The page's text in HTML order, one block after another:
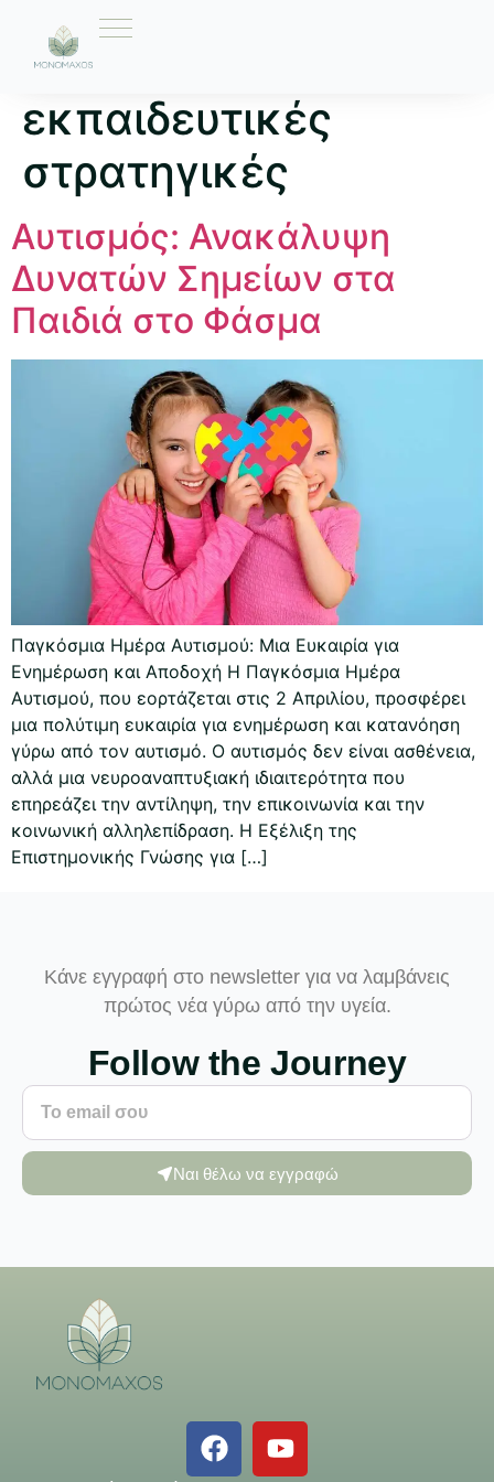
Ετικέτα:
εκπαιδευτικές
στρατηγικές
Αυτισμός: Ανακάλυψη
Δυνατών Σημείων στα
Παιδιά στο Φάσμα
Παγκόσμια Ημέρα Αυτισμού: Μια Ευκαιρία για
Ενημέρωση και Αποδοχή Η Παγκόσμια Ημέρα
Αυτισμού, που εορτάζεται στις 2 Απριλίου, προσφέρει
μια πολύτιμη ευκαιρία για ενημέρωση και κατανόηση
γύρω από τον αυτισμό. Ο αυτισμός δεν είναι ασθένεια,
αλλά μια νευροαναπτυξιακή ιδιαιτερότητα που
επηρεάζει την αντίληψη, την επικοινωνία και την
κοινωνική αλληλεπίδραση. Η Εξέλιξη της
Επιστημονικής Γνώσης για […]
Κάνε εγγραφή στο newsletter για να λαμβάνεις
πρώτος νέα γύρω από την υγεία.
Follow the Journey
Ναι θέλω να εγγραφώ